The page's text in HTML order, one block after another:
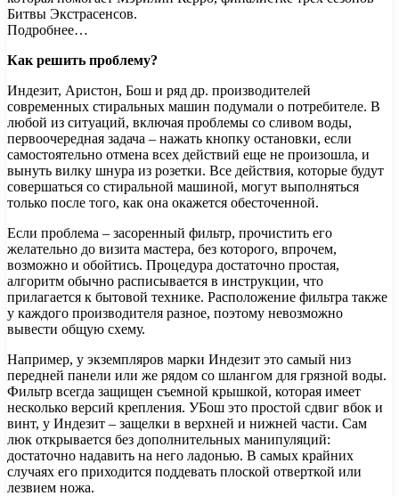
Битвы Экстрасенсов.
Подробнее…
Как решить проблему?
Индезит, Аристон, Бош и ряд др. производителей
современных стиральных машин подумали о потребителе. В
любой из ситуаций, включая проблемы со сливом воды,
первоочередная задача – нажать кнопку остановки, если
самостоятельно отмена всех действий еще не произошла, и
вынуть вилку шнура из розетки. Все действия, которые будут
совершаться со стиральной машиной, могут выполняться
только после того, как она окажется обесточенной.
Если проблема – засоренный фильтр, прочистить его
желательно до визита мастера, без которого, впрочем,
возможно и обойтись. Процедура достаточно простая,
алгоритм обычно расписывается в инструкции, что
прилагается к бытовой технике. Расположение фильтра также
у каждого производителя разное, поэтому невозможно
вывести общую схему.
Например, у экземпляров марки Индезит это самый низ
передней панели или же рядом со шлангом для грязной воды.
Фильтр всегда защищен съемной крышкой, которая имеет
несколько версий крепления. УБош это простой сдвиг вбок и
винт, у Индезит – защелки в верхней и нижней части. Сам
люк открывается без дополнительных манипуляций:
достаточно надавить на него ладонью. В самых крайних
случаях его приходится поддевать плоской отверткой или
лезвием ножа.